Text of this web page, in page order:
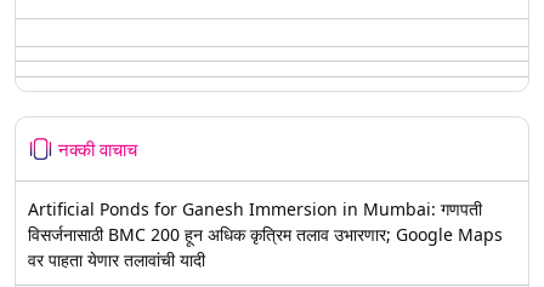
नक्की वाचाच
Artificial Ponds for Ganesh Immersion in Mumbai: गणपती
विसर्जनासाठी BMC 200 हून अधिक कृत्रिम तलाव उभारणार; Google Maps
वर पाहता येणार तलावांची यादी